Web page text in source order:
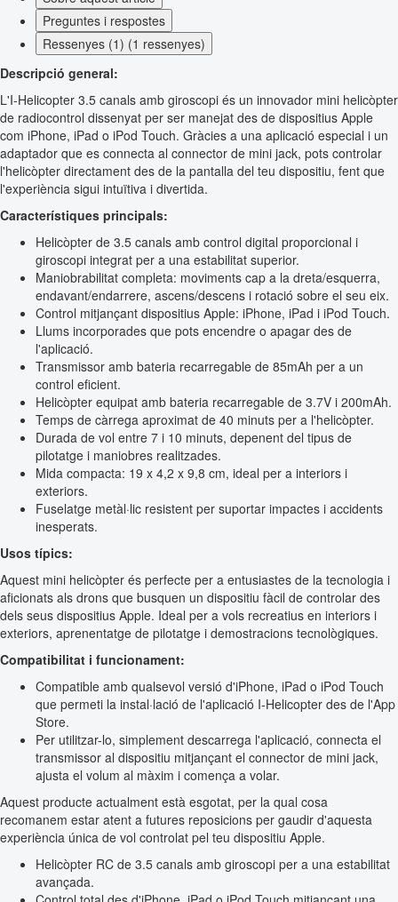
Preguntes i respostes
Ressenyes (1) (1 ressenyes)
Descripció general:
L'I-Helicopter 3.5 canals amb giroscopi és un innovador mini helicòpter
de radiocontrol dissenyat per ser manejat des de dispositius Apple
com iPhone, iPad o iPod Touch. Gràcies a una aplicació especial i un
adaptador que es connecta al connector de mini jack, pots controlar
l'helicòpter directament des de la pantalla del teu dispositiu, fent que
l'experiència sigui intuïtiva i divertida.
Característiques principals:
Helicòpter de 3.5 canals amb control digital proporcional i
giroscopi integrat per a una estabilitat superior.
Maniobrabilitat completa: moviments cap a la dreta/esquerra,
endavant/endarrere, ascens/descens i rotació sobre el seu eix.
Control mitjançant dispositius Apple: iPhone, iPad i iPod Touch.
Llums incorporades que pots encendre o apagar des de
l'aplicació.
Transmissor amb bateria recarregable de 85mAh per a un
control eficient.
Helicòpter equipat amb bateria recarregable de 3.7V i 200mAh.
Temps de càrrega aproximat de 40 minuts per a l'helicòpter.
Durada de vol entre 7 i 10 minuts, depenent del tipus de
pilotatge i maniobres realitzades.
Mida compacta: 19 x 4,2 x 9,8 cm, ideal per a interiors i
exteriors.
Fuselatge metàl·lic resistent per suportar impactes i accidents
inesperats.
Usos típics:
Aquest mini helicòpter és perfecte per a entusiastes de la tecnologia i
aficionats als drons que busquen un dispositiu fàcil de controlar des
dels seus dispositius Apple. Ideal per a vols recreatius en interiors i
exteriors, aprenentatge de pilotatge i demostracions tecnològiques.
Compatibilitat i funcionament:
Compatible amb qualsevol versió d'iPhone, iPad o iPod Touch
que permeti la instal·lació de l'aplicació I-Helicopter des de l'App
Store.
Per utilitzar-lo, simplement descarrega l'aplicació, connecta el
transmissor al dispositiu mitjançant el connector de mini jack,
ajusta el volum al màxim i comença a volar.
Aquest producte actualment està esgotat, per la qual cosa
recomanem estar atent a futures reposicions per gaudir d'aquesta
experiència única de vol controlat pel teu dispositiu Apple.
Helicòpter RC de 3.5 canals amb giroscopi per a una estabilitat
avançada.